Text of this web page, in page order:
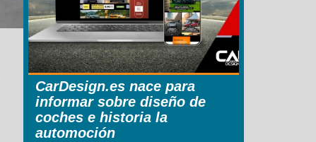
CarDesign.es nace para
informar sobre diseño de
coches e historia la
automoción